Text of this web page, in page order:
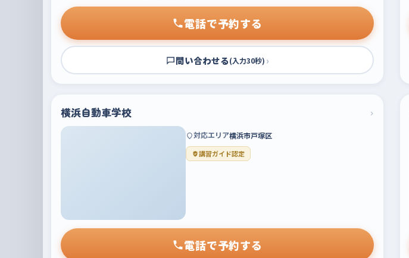
電話で予約する
問い合わせる(入力30秒) ›
横浜自動車学校 ›
対応エリア横浜市戸塚区
講習ガイド認定
電話で予約する